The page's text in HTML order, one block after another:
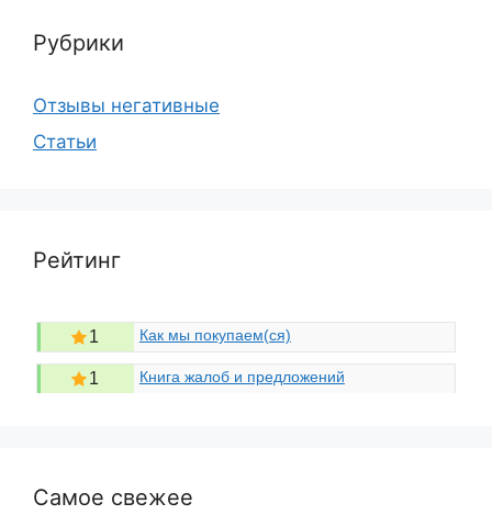
Рубрики
Отзывы негативные
Статьи
Рейтинг
1 Как мы покупаем(ся)
1 Книга жалоб и предложений
Самое свежее